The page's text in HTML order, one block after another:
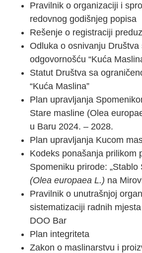
Pravilnik o organizaciji i
redovnog godišnjeg popisa
Rešenje o registraciji
Odluka o osnivanju
odgovornošću “Kuća
Statut Društva sa
“Kuća Maslina”
Plan upravljanja
Stare masline (Olea
u Baru 2024. – 2028.
Plan upravljanja Kucom
Kodeks ponašanja prilikom
Spomeniku prirode: „Stablo
(Olea europaea L.) na
Pravilnik o unutrašnjoj
sistematizaciji radnih mjesta
DOO Bar
Plan integriteta
Zakon o maslinarstvu i